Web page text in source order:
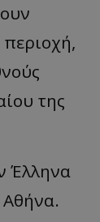
της
Έλληνα